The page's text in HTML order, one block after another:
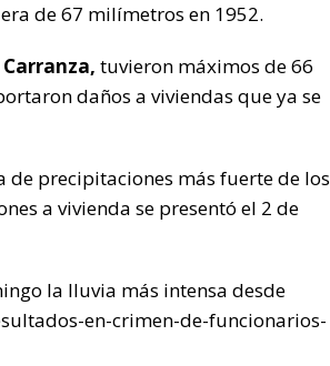
de 67 milímetros en 1952.
tuvieron máximos de 66
daños a viviendas que ya se
precipitaciones más fuerte de los
a vivienda se presentó el 2 de